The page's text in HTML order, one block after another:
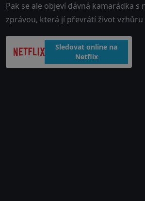
Pak se ale objeví dávná kamarádka s
zprávou, která jí převrátí život vzhůru
Sledovat online na
Netflix